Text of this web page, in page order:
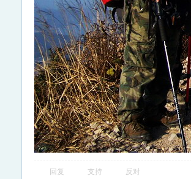
回复 支持 反对